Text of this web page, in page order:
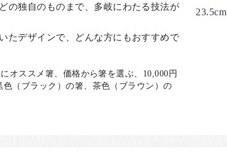
の独自のものまで、多岐にわたる技法が
たデザインで、どんな方にもおすすめで
オススメ箸、価格から箸を選ぶ、10,000円
（ブラック）の箸、茶色（ブラウン）の
23.5cm